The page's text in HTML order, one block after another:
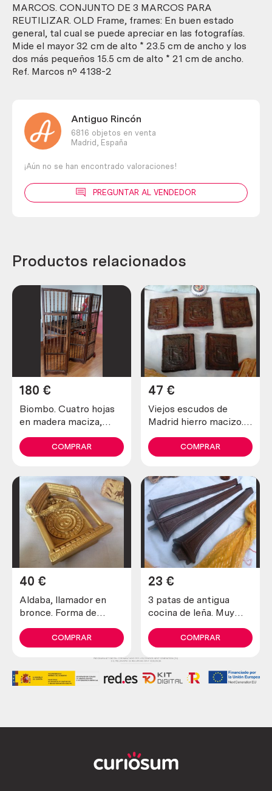
para
reutilizar.
Old
frame,
frames,
MARCOS. CONJUNTO DE 3 MARCOS PARA
REUTILIZAR. OLD Frame, frames: En buen estado
general, tal cual se puede apreciar en las fotografías.
Mide el mayor 32 cm de alto * 23.5 cm de ancho y los
dos más pequeños 15.5 cm de alto * 21 cm de ancho.
Ref. Marcos nº 4138-2
Antiguo Rincón
6816 objetos en venta
Madrid,
España
¡Aún no se han encontrado valoraciones!
PREGUNTAR AL VENDEDOR
Productos relacionados
Biombo. Cuatro hojas
en madera maciza,
180 €
COMPRAR
Viejos escudos de
Madrid hierro macizo. 5
reutilizar.
Emblemáticos
47 €
COMPRAR
Aldaba, llamador en
bronce. Forma de
40 €
COMPRAR
3 patas de antigua
cocina de leña. Muy
23 €
COMPRAR